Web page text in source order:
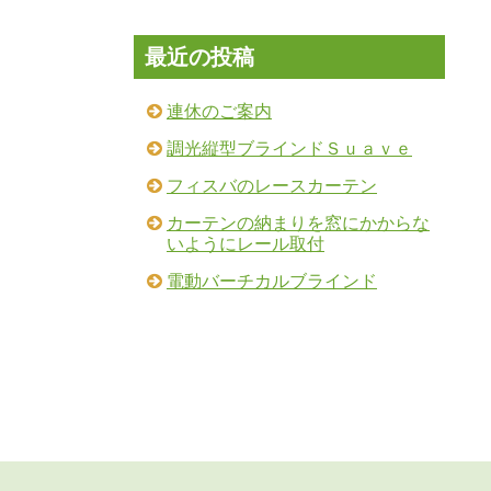
最近の投稿
連休のご案内
調光縦型ブラインドＳｕａｖｅ
フィスバのレースカーテン
カーテンの納まりを窓にかからな
いようにレール取付
電動バーチカルブラインド